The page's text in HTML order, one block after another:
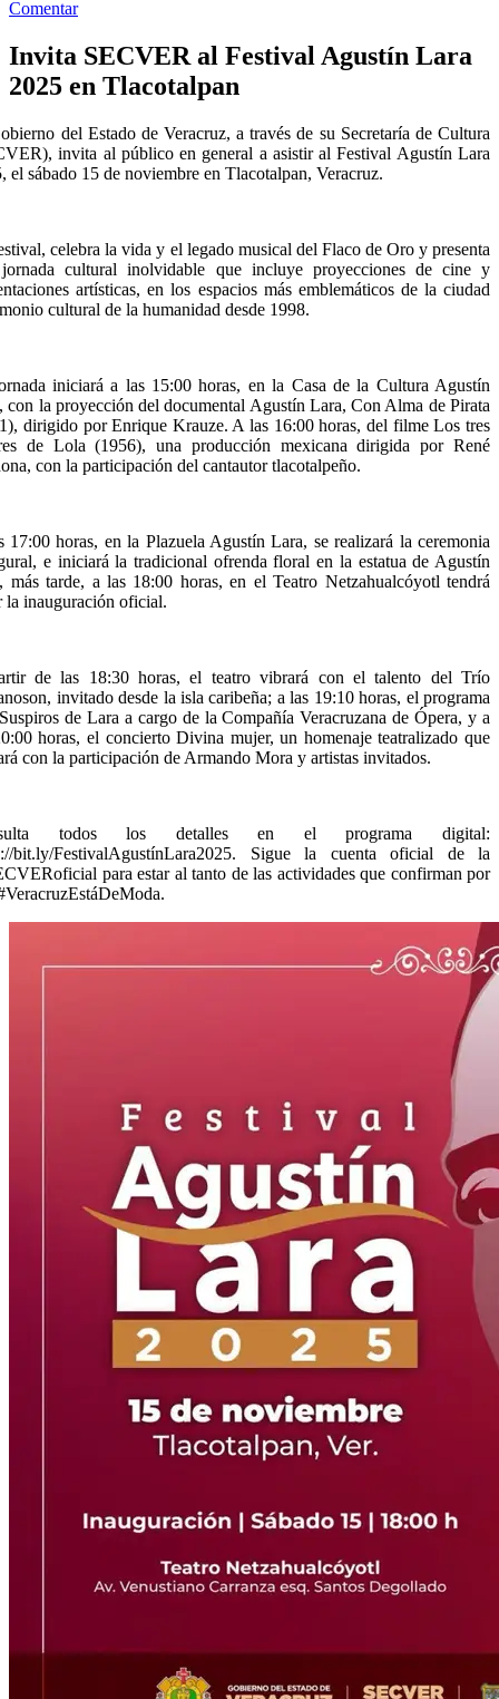
Comentar
Invita SECVER al Festival Agustín Lara
2025 en Tlacotalpan
del Estado de Veracruz, a través de su Secretaría de Cultura
invita al público en general a asistir al Festival Agustín Lara
el sábado 15 de noviembre en Tlacotalpan, Veracruz.
celebra la vida y el legado musical del Flaco de Oro y presenta
cultural inolvidable que incluye proyecciones de cine y
artísticas, en los espacios más emblemáticos de la ciudad
cultural de la humanidad desde 1998.
iniciará a las 15:00 horas, en la Casa de la Cultura Agustín
con la proyección del documental Agustín Lara, Con Alma de Pirata
dirigido por Enrique Krauze. A las 16:00 horas, del filme Los tres
de Lola (1956), una producción mexicana dirigida por René
con la participación del cantautor tlacotalpeño.
17:00 horas, en la Plazuela Agustín Lara, se realizará la ceremonia
e iniciará la tradicional ofrenda floral en la estatua de Agustín
más tarde, a las 18:00 horas, en el Teatro Netzahualcóyotl tendrá
la inauguración oficial.
de las 18:30 horas, el teatro vibrará con el talento del Trío
invitado desde la isla caribeña; a las 19:10 horas, el programa
de Lara a cargo de la Compañía Veracruzana de Ópera, y a
horas, el concierto Divina mujer, un homenaje teatralizado que
con la participación de Armando Mora y artistas invitados.
todos los detalles en el programa digital:
bit.ly/FestivalAgustínLara2025. Sigue la cuenta oficial de la
para estar al tanto de las actividades que confirman por